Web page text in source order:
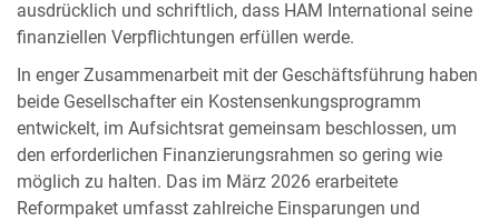
ausdrücklich und schriftlich, dass HAM International seine
finanziellen Verpflichtungen erfüllen werde.
In enger Zusammenarbeit mit der Geschäftsführung haben
beide Gesellschafter ein Kostensenkungsprogramm
entwickelt, im Aufsichtsrat gemeinsam beschlossen, um
den erforderlichen Finanzierungsrahmen so gering wie
möglich zu halten. Das im März 2026 erarbeitete
Reformpaket umfasst zahlreiche Einsparungen und